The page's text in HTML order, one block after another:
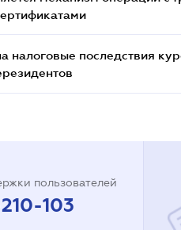
налоговые последствия
пользователей
103